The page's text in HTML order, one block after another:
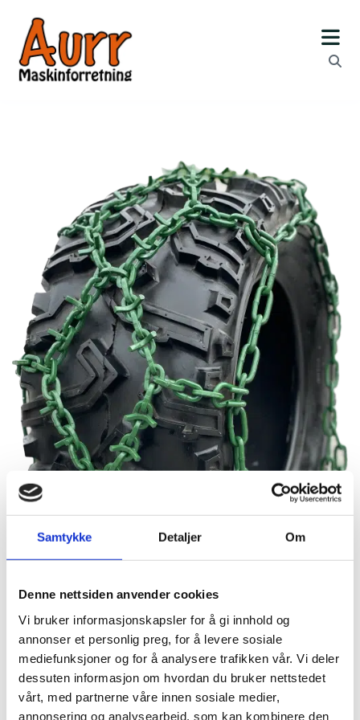
Samtykke Detaljer Om
Denne nettsiden anvender cookies
Vi bruker informasjonskapsler for å gi innhold og
annonser et personlig preg, for å levere sosiale
mediefunksjoner og for å analysere trafikken vår. Vi deler
dessuten informasjon om hvordan du bruker nettstedet
vårt, med partnerne våre innen sosiale medier,
annonsering og analysearbeid, som kan kombinere den